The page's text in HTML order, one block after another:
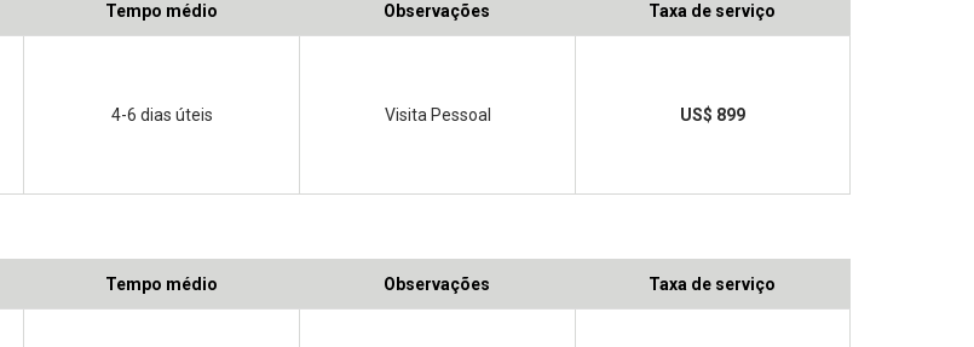
Tempo médio Observações Taxa de serviço
4-6 dias úteis Visita Pessoal US$ 899
Tempo médio Observações Taxa de serviço